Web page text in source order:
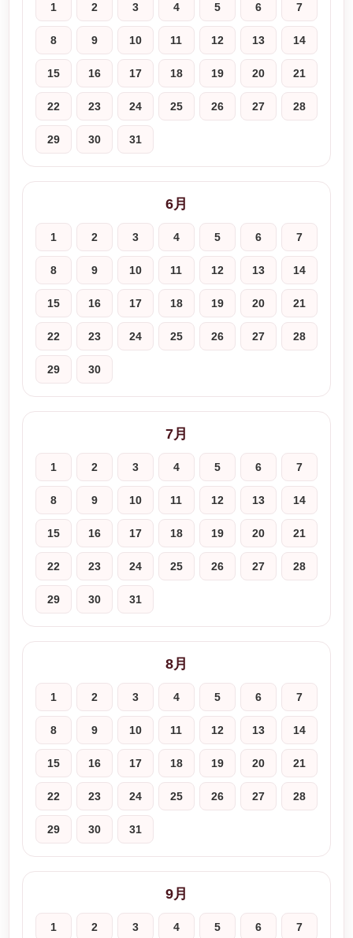
1 2 3 4 5 6 7
8 9 10 11 12 13 14
15 16 17 18 19 20 21
22 23 24 25 26 27 28
29 30 31
6月
1 2 3 4 5 6 7
8 9 10 11 12 13 14
15 16 17 18 19 20 21
22 23 24 25 26 27 28
29 30
7月
1 2 3 4 5 6 7
8 9 10 11 12 13 14
15 16 17 18 19 20 21
22 23 24 25 26 27 28
29 30 31
8月
1 2 3 4 5 6 7
8 9 10 11 12 13 14
15 16 17 18 19 20 21
22 23 24 25 26 27 28
29 30 31
9月
1 2 3 4 5 6 7